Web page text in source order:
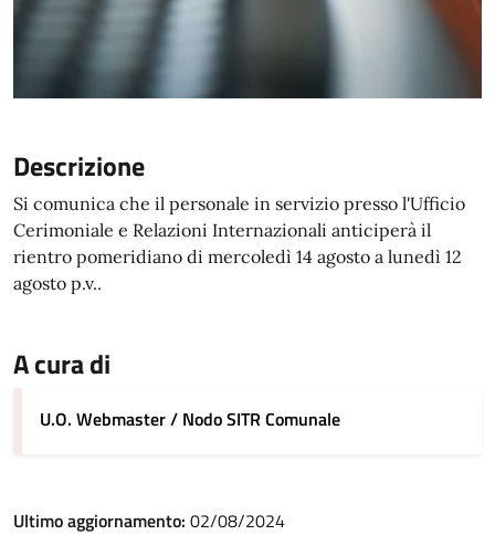
Descrizione
Si comunica che il personale in servizio presso l'Ufficio
Cerimoniale e Relazioni Internazionali anticiperà il
rientro pomeridiano di mercoledì 14 agosto a lunedì 12
agosto p.v..
A cura di
U.O. Webmaster / Nodo SITR Comunale
Ultimo aggiornamento: 02/08/2024